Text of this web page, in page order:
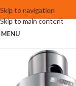
Skip to navigation
Skip to main content
MENU